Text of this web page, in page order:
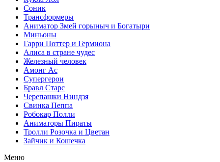
Соник
Трансформеры
Аниматор Змей горыныч и Богатыри
Миньоны
Гарри Поттер и Гермиона
Алиса в стране чудес
Железный человек
Амонг Ас
Супергерои
Бравл Старс
Черепашки Ниндзя
Свинка Пеппа
Робокар Полли
Аниматоры Пираты
Тролли Розочка и Цветан
Зайчик и Кошечка
Меню